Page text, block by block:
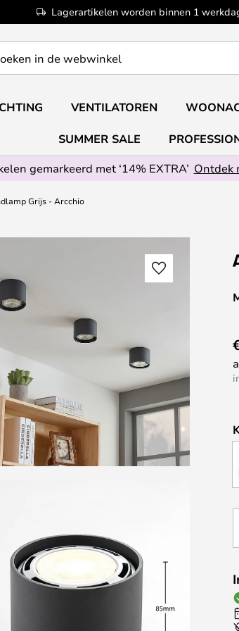
Lagerartikelen worden binnen 1
VENTILATOREN
SUMMER SALE
gemarkeerd met ‘14% EXTRA’ Ontdek
Grijs - Arcchio